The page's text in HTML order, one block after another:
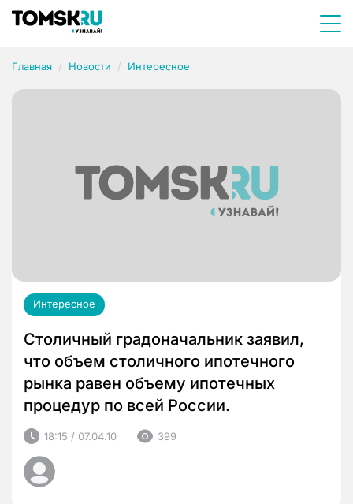
Главная Новости Интересное
Интересное
Столичный градоначальник заявил,
что объем столичного ипотечного
рынка равен объему ипотечных
процедур по всей России.
18:15 / 07.04.10 399